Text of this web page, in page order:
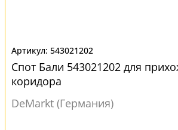
543021202
Спот Бали 543021202 для
коридора
DeMarkt (Германия)